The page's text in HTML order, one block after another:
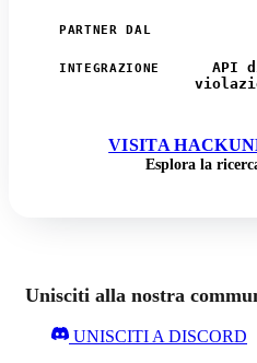
PARTNER DAL
INTEGRAZIONE
API
VISITA
Esplora la
Unisciti alla nostra
UNISCITI A DISCORD